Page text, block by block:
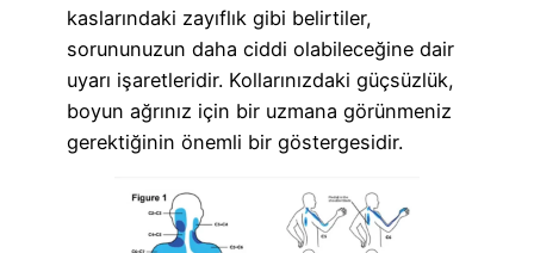
kaslarındaki zayıflık gibi belirtiler,
sorununuzun daha ciddi olabileceğine dair
uyarı işaretleridir. Kollarınızdaki güçsüzlük,
boyun ağrınız için bir uzmana görünmeniz
gerektiğinin önemli bir göstergesidir.